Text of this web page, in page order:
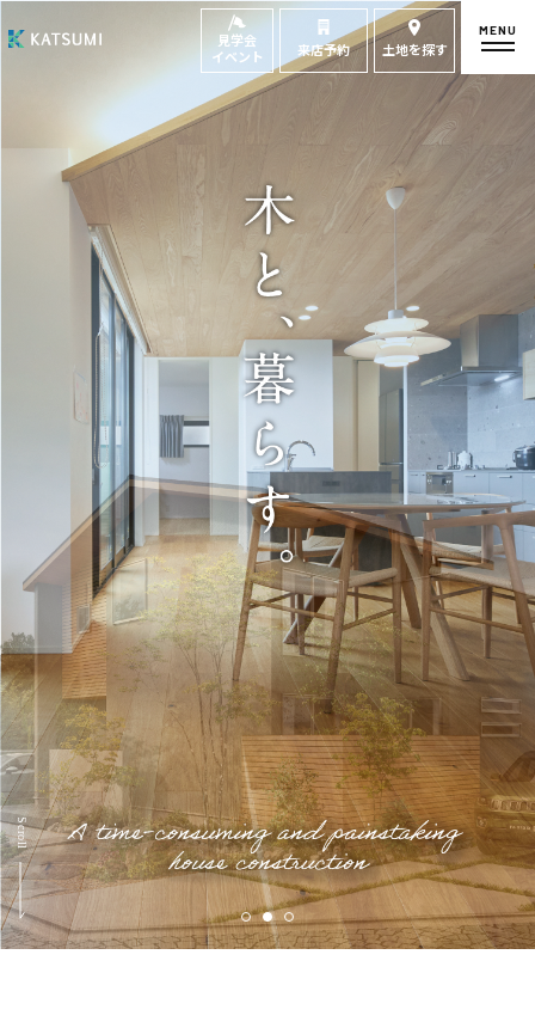
モデルハウス
来場予約
見学会・
イベント来場予約
来店予約 カタログ請求
HOME
物件検索
会員登録
分譲モデルハウス
おすすめ分譲地
手間ひまかけた家づくり
KATSUMIの標準仕様 和暮-なごみ-
素材とデザイン
見学会
イベント
来店予約 土地を探す
MENU